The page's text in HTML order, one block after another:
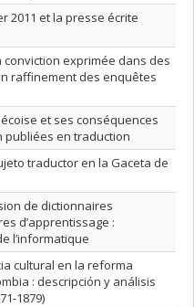
2011 et la presse écrite
exprimée dans des
raffinement des enquêtes
et ses conséquences
publiées en traduction
traductor en la Gaceta de
de dictionnaires
d’apprentissage :
l’informatique
cultural en la reforma
: descripción y análisis
1879)